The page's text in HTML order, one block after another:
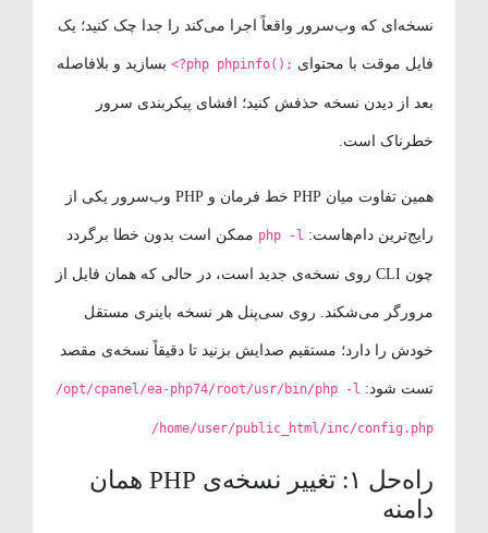
نسخه‌ای که وب‌سرور واقعاً اجرا می‌کند را جدا چک کنید؛ یک
فایل موقت با محتوای <?php phpinfo();بسازید و بلافاصله
بعد از دیدن نسخه حذفش کنید؛ افشای پیکربندی سرور
خطرناک است.
همین تفاوت میان PHP خط فرمان و PHP وب‌سرور یکی از
رایج‌ترین دام‌هاست:php -lممکن است بدون خطا برگردد
چون CLI روی نسخه‌ی جدید است، در حالی که همان فایل از
مرورگر می‌شکند. روی سی‌پنل هر نسخه باینری مستقل
خودش را دارد؛ مستقیم صدایش بزنید تا دقیقاً نسخه‌ی مقصد
تست شود:/opt/cpanel/ea-php74/root/usr/bin/php -l
/home/user/public_html/inc/config.php
راه‌حل ۱: تغییر نسخه‌ی PHP همان
دامنه